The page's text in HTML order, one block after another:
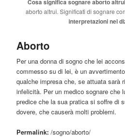
aborto altrui. Significati di sognare con
interpretazioni nel
Aborto
Per una donna di sogno che lei
commesso su di lei, è un
qualche impresa che, se attuata sarà
infelicità. Per un medico sognare che
predice che la sua pratica si soffre di
dovere, che causerà molti problemi.
Permalink: /sogno/aborto/